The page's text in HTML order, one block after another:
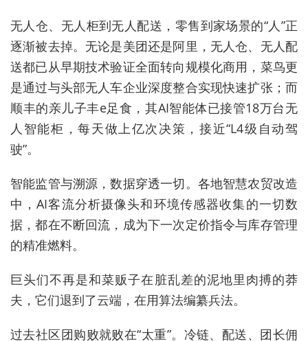
无人仓、无人柜到无人配送，零售到家场景的“人”正
逐渐被去掉。无论是美团还是阿里，无人仓、无人配
送都已从早期技术验证全面转向规模化商用，菜鸟更
是通过与头部无人车企业深度整合实现快速扩张；而
顺丰的亲儿子丰e足食，其AI智能体已接管18万台无
人智能柜，每天做上亿次决策，接近“L4级自动驾
驶”。
智能监管与溯源，数据穿透一切。各地智慧农贸改造
中，AI客流分析摄像头和环境传感器收集的一切数
据，都在不断回流，成为下一次定价指令与库存管理
的精准燃料。
巨头们不再是和菜贩子在脏乱差的泥地里肉搏的莽
夫，它们退到了云端，在用算法编纂兵法。
过去社区团购败就败在“太重”。冷链、配送、团长佣